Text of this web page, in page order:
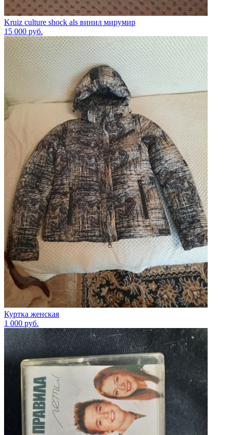
Kruiz culture shock als винил мирумир
15 000 руб.
Куртка женская
1 000 руб.